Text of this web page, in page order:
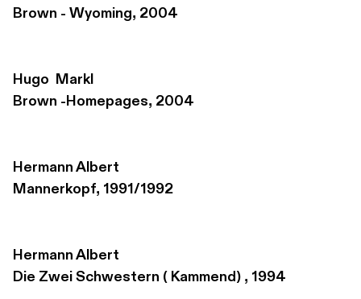
Brown - Wyoming, 2004
Hugo  Markl
Brown -Homepages, 2004
Hermann Albert
Mannerkopf, 1991/1992
Hermann Albert
Die Zwei Schwestern ( Kammend) , 1994